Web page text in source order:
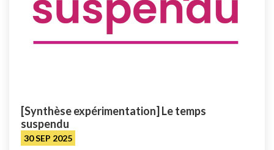
[Synthèse expérimentation] Le temps
suspendu
30 SEP 2025